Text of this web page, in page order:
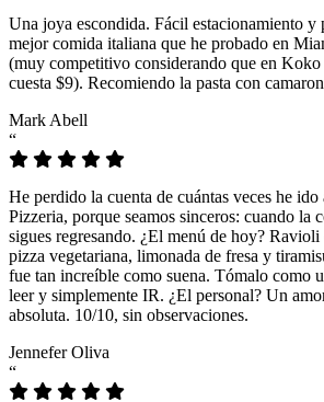
Una joya escondida. Fácil estacionamiento y
mejor comida italiana que he probado en
(muy competitivo considerando que en
cuesta $9). Recomiendo la pasta con
Mark Abell
“
He perdido la cuenta de cuántas veces he
Pizzeria, porque seamos sinceros: cuando la
sigues regresando. ¿El menú de hoy? Ravioli
pizza vegetariana, limonada de fresa y
fue tan increíble como suena. Tómalo como
leer y simplemente IR. ¿El personal? Un
absoluta. 10/10, sin observaciones.
Jennefer Oliva
“